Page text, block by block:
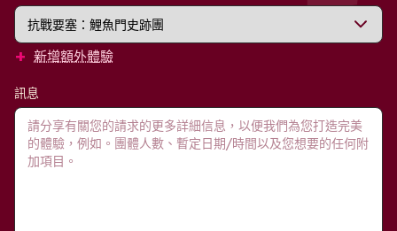
+ 新增額外體驗
訊息